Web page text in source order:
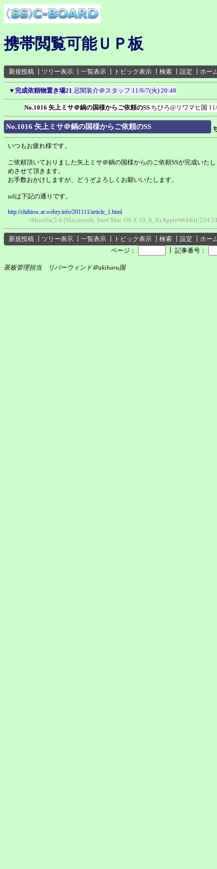
携帯閲覧可能ＵＰ板
新規投稿 ツリー表示 一覧表示 トピック表示 検索 設定 ホー
▼ 完成依頼物置き場21 忌闇装介＠スタッフ 11/6/7(火) 20:48
No.1016 矢上ミサ＠鍋の国様からご依頼のSS ちひろ@リワマヒ国
No.1016 矢上ミサ＠鍋の国様からご依頼のSS
いつもお疲れ様です。
ご依頼頂いておりました矢上ミサ＠鍋の国様からのご依頼SSが完成いた
めさせて頂きます。
お手数おかけしますが、どうぞよろしくお願いいたします。
urlは下記の通りです。
http://chihiroc.at.webry.info/201111/article_1.html
<Mozilla/5.0 (Macintosh; Intel Mac OS X 10_6_8) AppleWebKit/
新規投稿 ツリー表示 一覧表示 トピック表示 検索 設定
ホー
ページ：
記事番号：
茶板管理担当 リバーウィンド＠akiharu国